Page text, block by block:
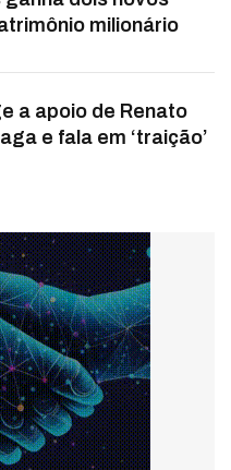
milionário
a apoio de Renato
e fala em ‘traição’